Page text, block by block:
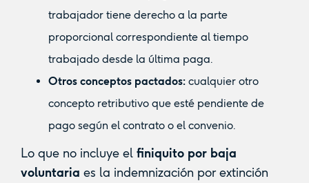
trabajador tiene derecho a la parte
proporcional correspondiente al tiempo
trabajado desde la última paga.
Otros conceptos pactados:cualquier otro
concepto retributivo que esté pendiente de
pago según el contrato o el convenio.
Lo que no incluye el finiquito por baja
voluntaria es la indemnización por extinción